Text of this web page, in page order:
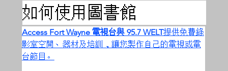
如何使用圖書館
Access Fort Wayne 電視台與 95.7 WELT提供免費錄
影室空間、器材及培訓，讓您製作自己的電視或電
台節目。